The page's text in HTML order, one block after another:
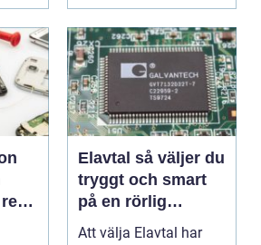
Elavtal så väljer du
tryggt och smart
på en rörlig
elmarknad
Att välja Elavtal har